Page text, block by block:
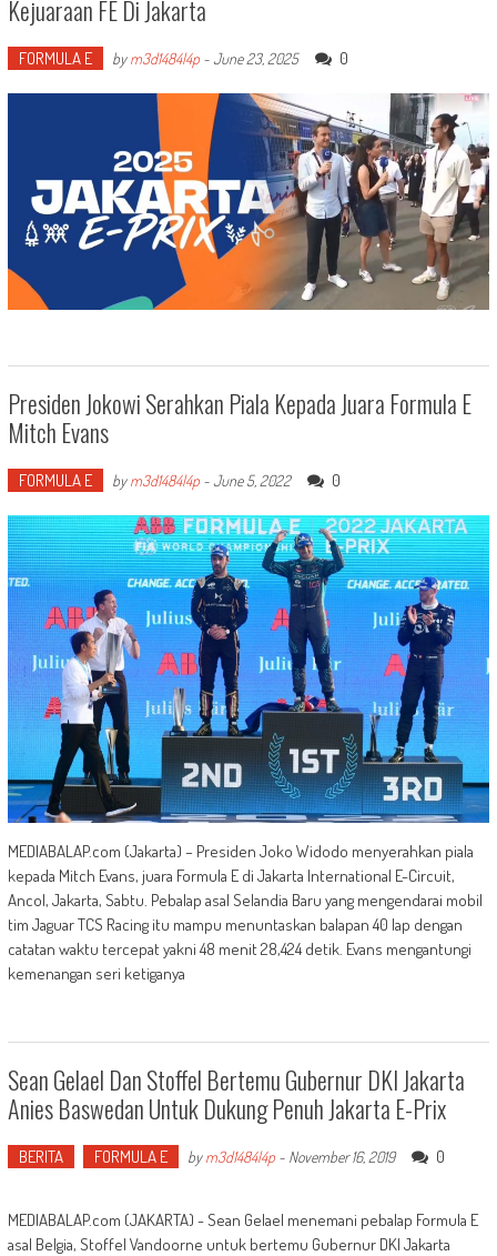
Kejuaraan FE Di Jakarta
FORMULA E bym3d1484l4p-June 23, 2025 0
Presiden Jokowi Serahkan Piala Kepada Juara Formula E
Mitch Evans
FORMULA E bym3d1484l4p-June 5, 2022 0
MEDIABALAP.com (Jakarta) – Presiden Joko Widodo menyerahkan piala
kepada Mitch Evans, juara Formula E di Jakarta International E-Circuit,
Ancol, Jakarta, Sabtu. Pebalap asal Selandia Baru yang mengendarai mobil
tim Jaguar TCS Racing itu mampu menuntaskan balapan 40 lap dengan
catatan waktu tercepat yakni 48 menit 28,424 detik. Evans mengantungi
kemenangan seri ketiganya
Sean Gelael Dan Stoffel Bertemu Gubernur DKI Jakarta
Anies Baswedan Untuk Dukung Penuh Jakarta E-Prix
BERITA FORMULA E bym3d1484l4p- November 16, 2019 0
MEDIABALAP.com (JAKARTA) - Sean Gelael menemani pebalap Formula E
asal Belgia, Stoffel Vandoorne untuk bertemu Gubernur DKI Jakarta